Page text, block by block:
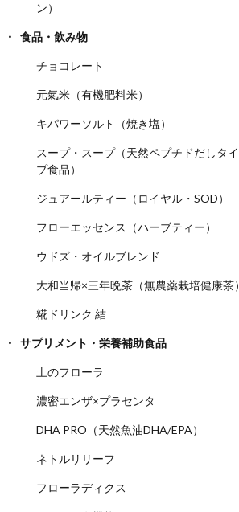
ン）
食品・飲み物
チョコレート
元氣米（有機肥料米）
キパワーソルト（焼き塩）
スープ・スープ（天然ペプチドだしタイ
プ食品）
ジュアールティー（ロイヤル・SOD）
フローエッセンス（ハーブティー）
ウドズ・オイルブレンド
大和当帰×三年晩茶（無農薬栽培健康茶）
糀ドリンク 結
サプリメント・栄養補助食品
土のフローラ
濃密エンザ×プラセンタ
DHA PRO（天然魚油DHA/EPA）
ネトルリリーフ
フローラディクス